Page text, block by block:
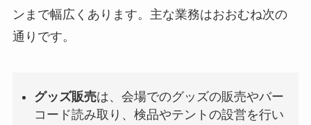
ンまで幅広くあります。主な業務はおおむね次の
通りです。
グッズ販売は、会場でのグッズの販売やバー
コード読み取り、検品やテントの設営を行い